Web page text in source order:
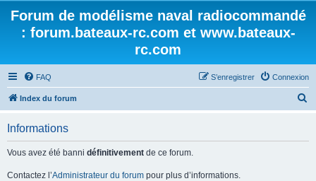
Forum de modélisme naval radiocommandé
: forum.bateaux-rc.com et www.bateaux-
rc.com
FAQ Connexion
S’enregistrer
Index du forum
Informations
Vous avez été banni définitivement de ce forum.
Contactez l’Administrateur du forum pour plus d’informations.